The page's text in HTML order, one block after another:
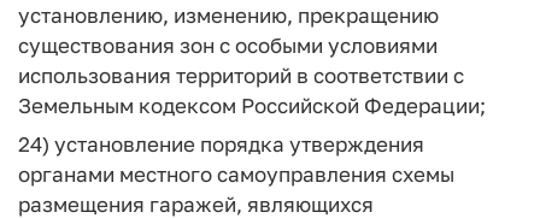
установлению, изменению, прекращению
существования зон с особыми условиями
использования территорий в соответствии с
Земельным кодексом Российской Федерации;
24) установление порядка утверждения
органами местного самоуправления схемы
размещения гаражей, являющихся